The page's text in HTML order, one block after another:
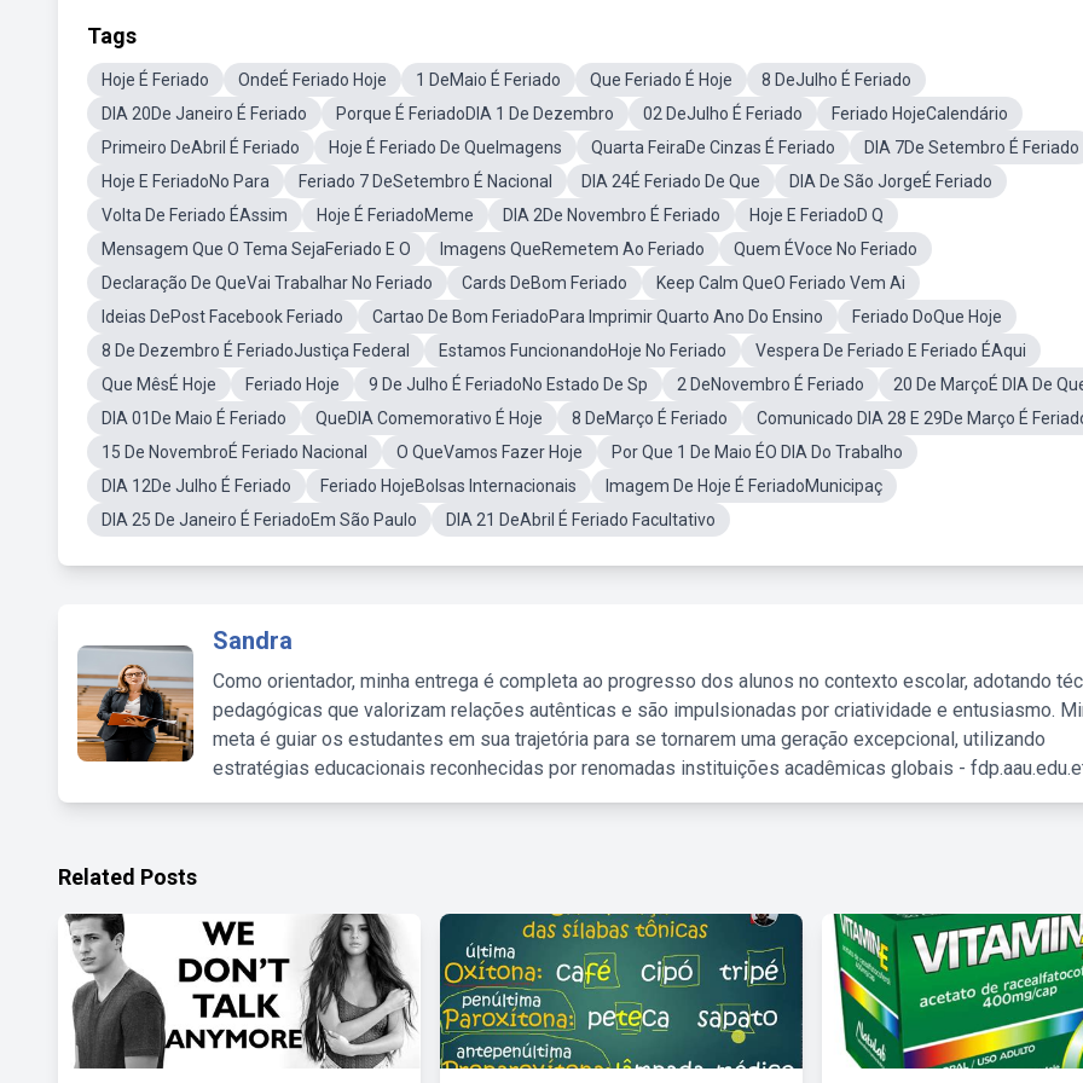
Tags
Hoje É Feriado OndeÉ Feriado Hoje 1 DeMaio É Feriado Que Feriado É Hoje
8 DeJulho É Feriado
DIA 20De Janeiro É Feriado
Porque É FeriadoDIA 1 De Dezembro 02 DeJulho É Feriado
Feriado HojeCalendário
Primeiro DeAbril É Feriado
Hoje É Feriado De QueImagens Quarta FeiraDe Cinzas É Feriado
DIA 7De Setembro É Feriado
Hoje E FeriadoNo Para
Feriado 7 DeSetembro É Nacional DIA 24É Feriado De Que
DIA De São JorgeÉ Feriado
Volta De Feriado ÉAssim
Hoje É FeriadoMeme DIA 2De Novembro É Feriado
Hoje E FeriadoD Q
Mensagem Que O Tema SejaFeriado E O
Imagens QueRemetem Ao Feriado
Quem ÉVoce No Feriado
Declaração De QueVai Trabalhar No Feriado
Cards DeBom Feriado
Keep Calm QueO Feriado Vem Ai
Ideias DePost Facebook Feriado
Cartao De Bom FeriadoPara Imprimir Quarto Ano Do Ensino
Feriado DoQue Hoje
8 De Dezembro É FeriadoJustiça Federal
Estamos FuncionandoHoje No Feriado
Vespera De Feriado E Feriado ÉAqui
Que MêsÉ Hoje
Feriado Hoje 9 De Julho É FeriadoNo Estado De Sp 2 DeNovembro É Feriado
20 De MarçoÉ DIA De
DIA 01De Maio É Feriado
QueDIA Comemorativo É Hoje 8 DeMarço É Feriado
Comunicado DIA 28 E 29De Março É
15 De NovembroÉ Feriado Nacional
O QueVamos Fazer Hoje
Por Que 1 De Maio ÉO DIA Do Trabalho
DIA 12De Julho É Feriado
Feriado HojeBolsas Internacionais
Imagem De Hoje É FeriadoMunicipaç
DIA 25 De Janeiro É FeriadoEm São Paulo
DIA 21 DeAbril É Feriado Facultativo
Sandra
Como orientador, minha entrega é completa ao progresso dos alunos no contexto escolar, adotando
pedagógicas que valorizam relações autênticas e são impulsionadas por criatividade e entusiasmo.
meta é guiar os estudantes em sua trajetória para se tornarem uma geração excepcional, utilizando
estratégias educacionais reconhecidas por renomadas instituições acadêmicas globais -
Related Posts